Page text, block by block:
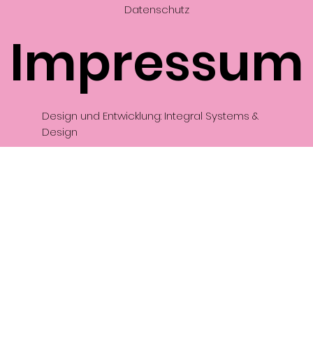
Design und Entwicklung: Integral Systems &
Design
Datenschutz
Impressum